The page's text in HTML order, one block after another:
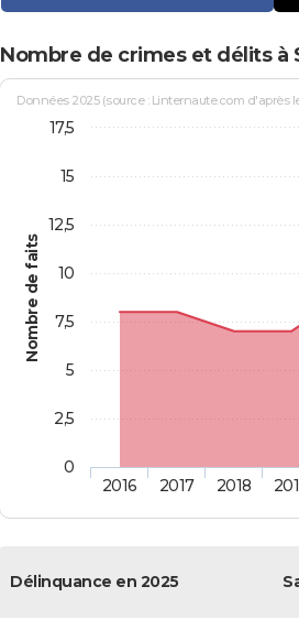
Nombre de crimes et délits à
Nombre de faits
Données 2025 (source : Linternaute.com d'après
2016 2017 2018
0
2,5
5
7,5
10
12,5
15
17,5
Délinquance en 2025